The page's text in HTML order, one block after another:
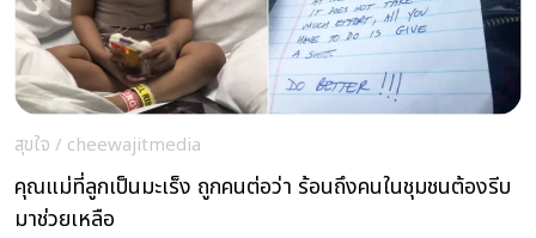
สุขใจ / cheewajitmedia
คุณแม่ที่ลูกเป็นมะเร็ง ถูกคนต่อว่า ร้อนถึงคนในชุมชนต้องรีบ
มาช่วยเหลือ